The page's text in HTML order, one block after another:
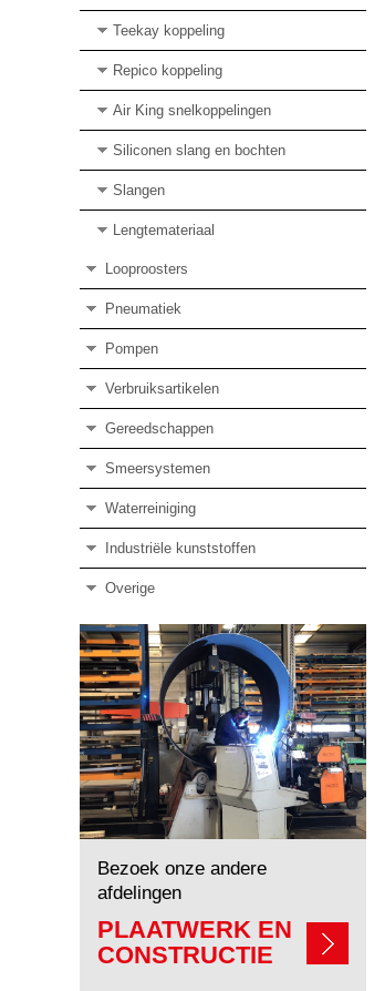
Teekay koppeling
Repico koppeling
Air King snelkoppelingen
Siliconen slang en bochten
Slangen
Lengtemateriaal
Looproosters
Pneumatiek
Pompen
Verbruiksartikelen
Gereedschappen
Smeersystemen
Waterreiniging
Industriële kunststoffen
Overige
Bezoek onze andere
afdelingen
PLAATWERK EN
CONSTRUCTIE